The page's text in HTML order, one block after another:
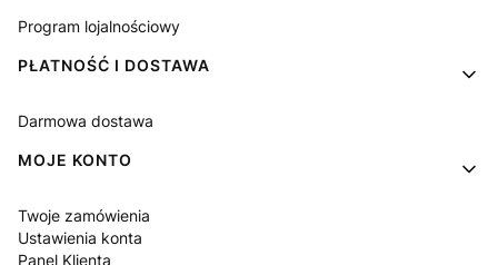
Program lojalnościowy
PŁATNOŚĆ I DOSTAWA
Darmowa dostawa
MOJE KONTO
Twoje zamówienia
Ustawienia konta
Panel Klienta